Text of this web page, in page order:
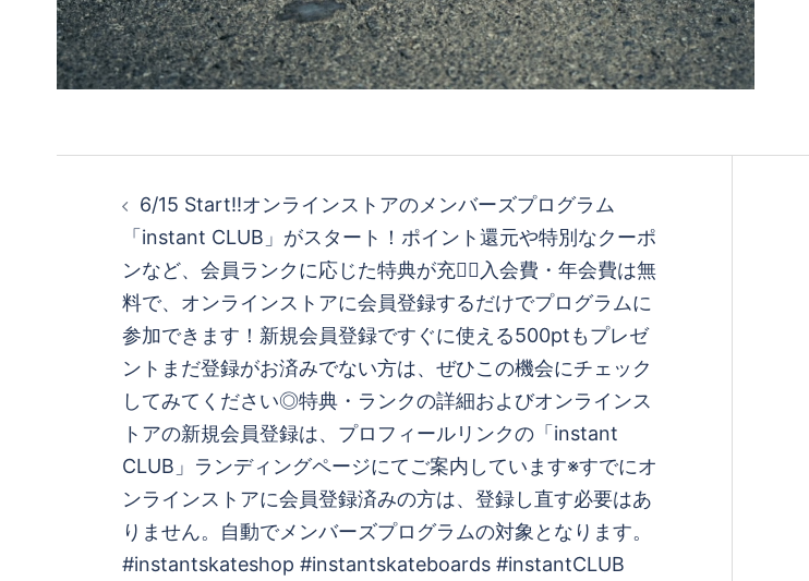
6/15 Start!!オンラインストアのメンバーズプログラム
「instant CLUB」がスタート！ポイント還元や特別なクーポ
ンなど、会員ランクに応じた特典が充実🏻入会費・年会費は無
料で、オンラインストアに会員登録するだけでプログラムに
参加できます！新規会員登録ですぐに使える500ptもプレゼ
ントまだ登録がお済みでない方は、ぜひこの機会にチェック
してみてください◎特典・ランクの詳細およびオンラインス
トアの新規会員登録は、プロフィールリンクの「instant
CLUB」ランディングページにてご案内しています※すでにオ
ンラインストアに会員登録済みの方は、登録し直す必要はあ
りません。自動でメンバーズプログラムの対象となります。
#instantskateshop #instantskateboards #instantCLUB